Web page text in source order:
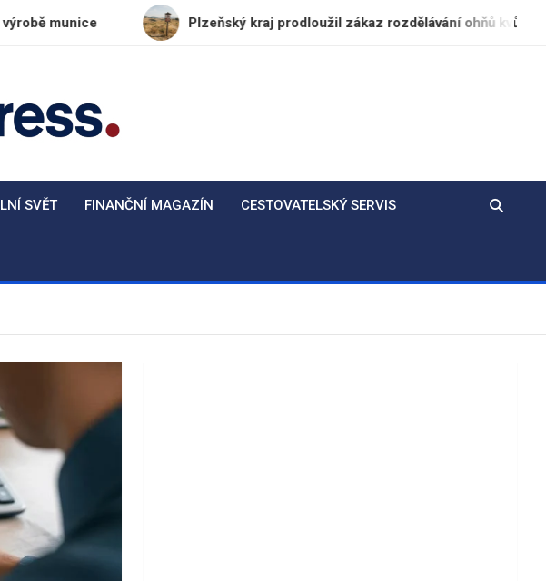
Plzeňský kraj prodloužil zákaz rozdělávání ohňů kvůli
SVĚT FINANČNÍ MAGAZÍN CESTOVATELSKÝ SERVIS